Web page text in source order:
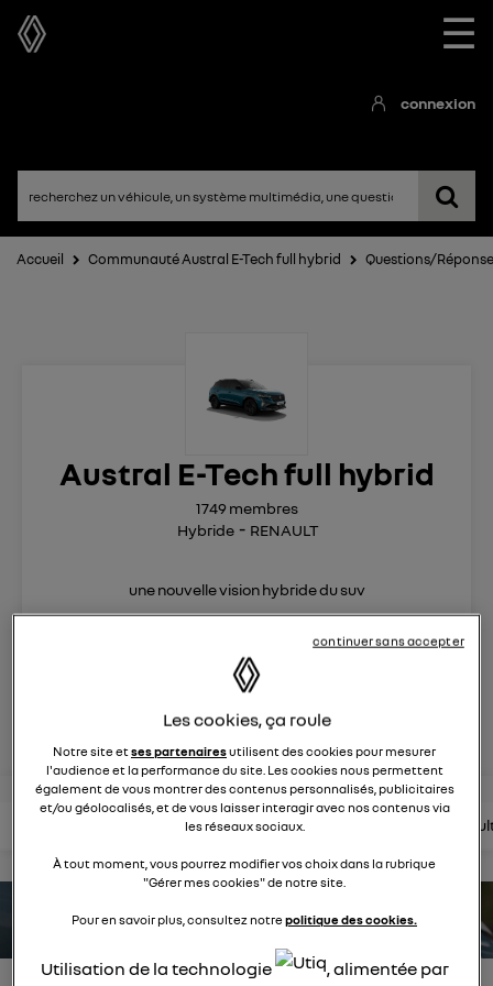
☰
connexion
Accueil Communauté Austral E-Tech full hybrid Questions/
Austral E-Tech full hybrid
Hybride RENAULT
1749 membres
une nouvelle vision hybride du suv
posez une question
rejoignez
lire les articles consultez la brochure
estimez votre autonomie
Les cookies, ça roule
Notre site etses partenairesutilisent des cookies pour mesurer
l'audience et la performance du site. Les cookies nous permettent
également de vous montrer des contenus personnalisés, publicitaires
et/ou géolocalisés, et de vous laisser interagir avec nos contenus via
les réseaux sociaux.
À tout moment, vous pourrez modifier vos choix dans la rubrique
"Gérer mes cookies" de notre site.
Pour en savoir plus, consultez notrepolitique des cookies.
Utilisation de la technologie
, alimentée par
continuer sans accepter